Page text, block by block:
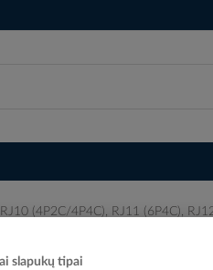
RJ10 (4P2C/4P4C), RJ11 (6P4C),
kištukams - CIMCO
slapukų tipai